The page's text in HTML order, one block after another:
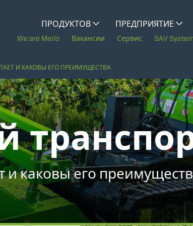
ПРОДУКТОВ
ПРЕДПРИЯТИЕ
История Merlo
Устойчивое развитие
Технологии
We are Merlo Вакансии Сервис SAV
CINGO MULTIFUNZIONE
ЭЛЕКТРИЧЕСКИЙ CINGO
ПОКАЗАТЬ ВСЕ
БЕТОНОСМЕСИТЕЛЬ
ТРАКТОР-НОСИТЕЛЬ ТЕХНОЛОГИЧЕСКОГО
И КАКОВЫ ЕГО ПРЕИМУЩЕСТВА
и каковы его